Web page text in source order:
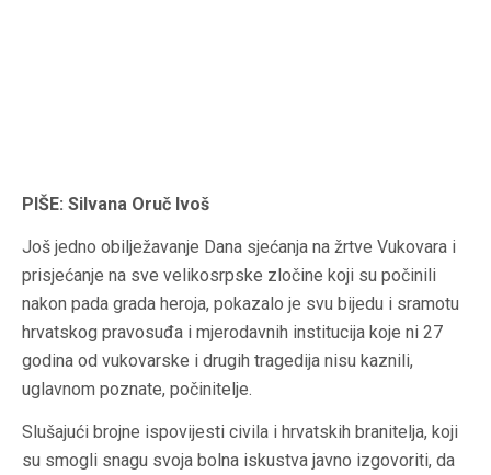
PIŠE: Silvana Oruč Ivoš
Još jedno obilježavanje Dana sjećanja na žrtve Vukovara i
prisjećanje na sve velikosrpske zločine koji su počinili
nakon pada grada heroja, pokazalo je svu bijedu i sramotu
hrvatskog pravosuđa i mjerodavnih institucija koje ni 27
godina od vukovarske i drugih tragedija nisu kaznili,
uglavnom poznate, počinitelje.
Slušajući brojne ispovijesti civila i hrvatskih branitelja, koji
su smogli snagu svoja bolna iskustva javno izgovoriti, da